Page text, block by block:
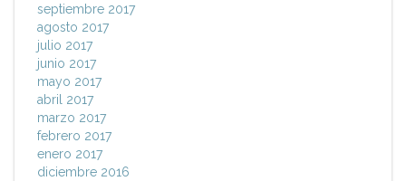
septiembre 2017
agosto 2017
julio 2017
junio 2017
mayo 2017
abril 2017
marzo 2017
febrero 2017
enero 2017
diciembre 2016